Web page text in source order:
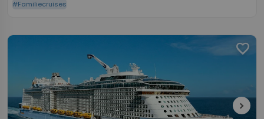
#Familiecruises
favorite
chevron_right